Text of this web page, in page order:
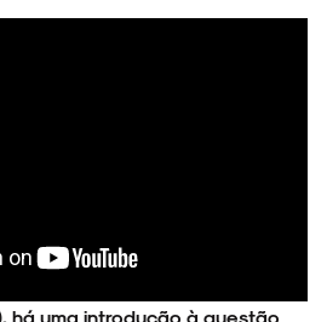
há uma introdução à questão